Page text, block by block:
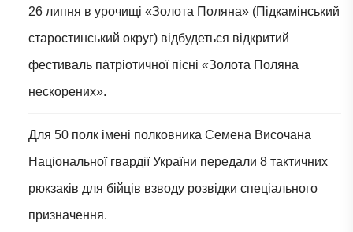
26 липня в урочищі «Золота Поляна» (Підкамінський
старостинський округ) відбудеться відкритий
фестиваль патріотичної пісні «Золота Поляна
нескорених».
Для 50 полк імені полковника Семена Височана
Національної гвардії України передали 8 тактичних
рюкзаків для бійців взводу розвідки спеціального
призначення.